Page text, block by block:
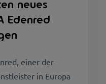
neues
Edenred
einer der
in Europa